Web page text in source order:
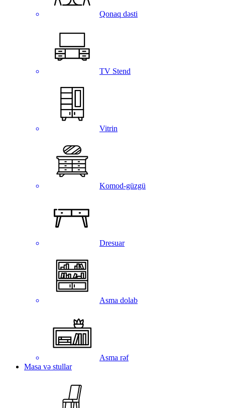
Qonaq dəsti
TV Stend
Vitrin
Komod-güzgü
Dresuar
Asma dolab
Asma rəf
Masa və stullar